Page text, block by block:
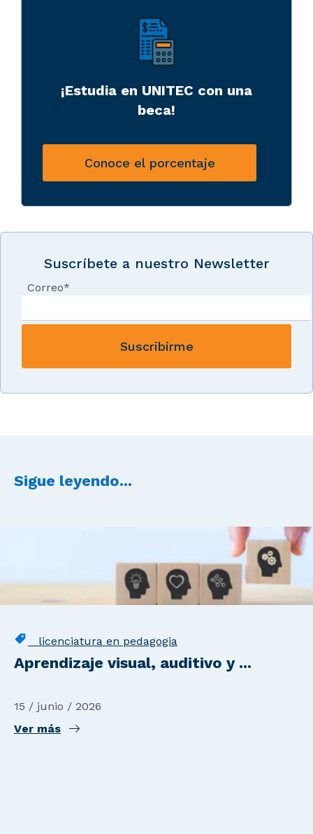
¡Estudia en UNITEC con una
beca!
Conoce el porcentaje
Suscríbete a nuestro Newsletter
Correo*
Sigue leyendo...
licenciatura en pedagogia
Aprendizaje visual, auditivo y ...
15 / junio / 2026
Ver más